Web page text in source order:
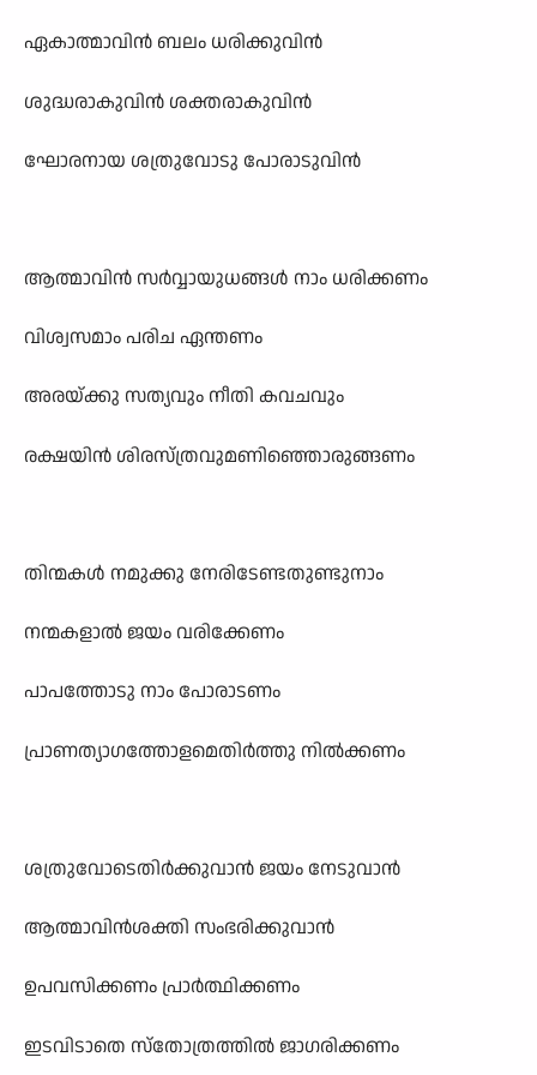
ഏകാത്മാവിൻ ബലം ധരിക്കുവിൻ
ശുദ്ധരാകുവിൻ ശക്തരാകുവിൻ
ഘോരനായ ശത്രുവോടു പോരാടുവിൻ
ആത്മാവിൻ സർവ്വായുധങ്ങൾ നാം ധരിക്കണം
വിശ്വസമാം പരിച ഏന്തണം
അരയ്ക്കു സത്യവും നീതി കവചവും
രക്ഷയിൻ ശിരസ്ത്രവുമണിഞ്ഞൊരുങ്ങണം
തിന്മകൾ നമുക്കു നേരിടേണ്ടതുണ്ടുനാം
നന്മകളാൽ ജയം വരിക്കേണം
പാപത്തോടു നാം പോരാടണം
പ്രാണത്യാഗത്തോളമെതിർത്തു നിൽക്കണം
ശത്രുവോടെതിർക്കുവാൻ ജയം നേടുവാൻ
ആത്മാവിൻശക്തി സംഭരിക്കുവാൻ
ഉപവസിക്കണം പ്രാർത്ഥിക്കണം
ഇടവിടാതെ സ്തോത്രത്തിൽ ജാഗരിക്കണം